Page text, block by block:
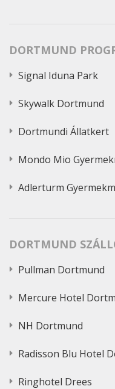
DORTMUND
Signal Iduna Park
Skywalk Dortmund
Dortmundi Állatkert
Mondo Mio
Adlerturm
DORTMUND
Pullman Dortmund
Mercure Hotel
NH Dortmund
Radisson Blu Hotel
Ringhotel Drees